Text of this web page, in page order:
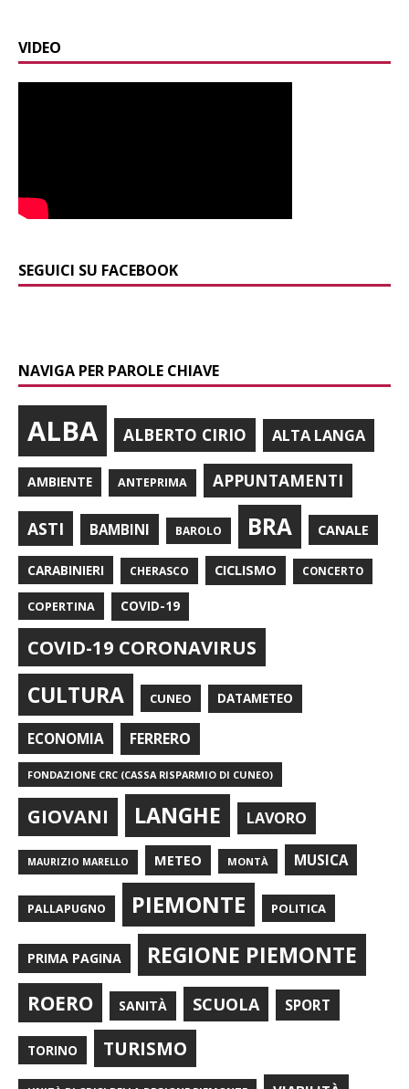
VIDEO
SEGUICI SU FACEBOOK
NAVIGA PER PAROLE CHIAVE
ALBA ALBERTO CIRIO ALTA LANGA
AMBIENTE ANTEPRIMA APPUNTAMENTI
ASTI BAMBINI BAROLO BRA CANALE
CARABINIERI CHERASCO CICLISMO CONCERTO
COPERTINA COVID-19
COVID-19 CORONAVIRUS
CULTURA CUNEO DATAMETEO
ECONOMIA FERRERO
FONDAZIONE CRC (CASSA RISPARMIO DI CUNEO)
GIOVANI LANGHE LAVORO
MAURIZIO MARELLO METEO MONTÀ MUSICA
PALLAPUGNO PIEMONTE POLITICA
PRIMA PAGINA REGIONE PIEMONTE
ROERO SANITÀ SCUOLA SPORT
TORINO TURISMO